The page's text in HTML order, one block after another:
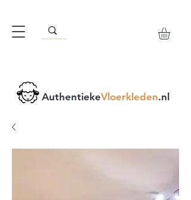
AuthentiekeVloerkleden.nl